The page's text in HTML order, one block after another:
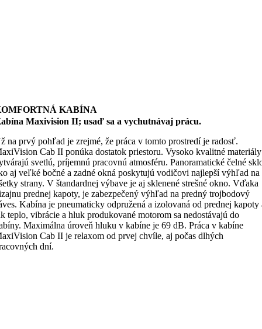
KABÍNA
Maxivision II; usaď sa a vychutnávaj prácu.
na prvý pohľad je zrejmé, že práca v tomto prostredí je radosť.
Cab II ponúka dostatok priestoru. Vysoko kvalitné materiály
svetlú, príjemnú pracovnú atmosféru. Panoramatické čelné
aj veľké bočné a zadné okná poskytujú vodičovi najlepší výhľad na
strany. V štandardnej výbave je aj sklenené strešné okno. Vďaka
prednej kapoty, je zabezpečený výhľad na predný trojbodový
Kabína je pneumaticky odpružená a izolovaná od prednej kapoty
teplo, vibrácie a hluk produkované motorom sa nedostávajú do
Maximálna úroveň hluku v kabíne je 69 dB. Práca v kabíne
Cab II je relaxom od prvej chvíle, aj počas dlhých
dní.